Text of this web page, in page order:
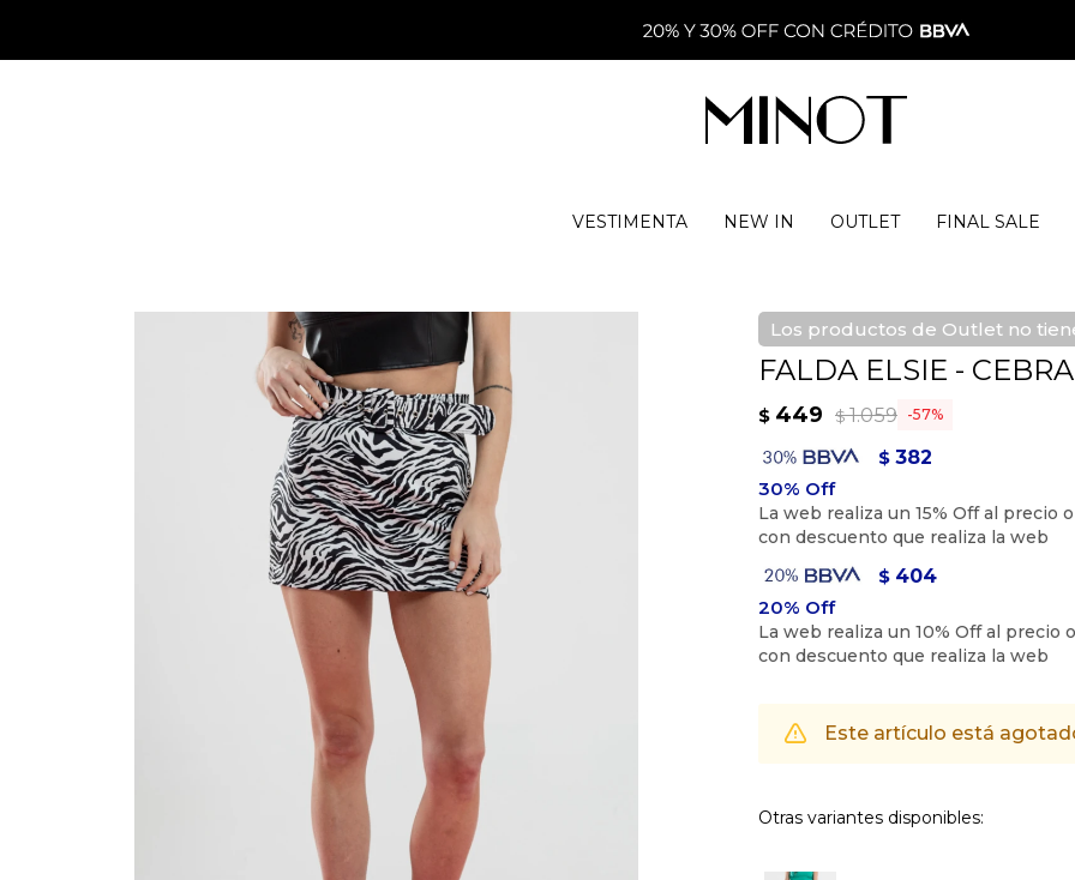
VESTIMENTA NEW IN OUTLET FINAL SALE
Los productos de Outlet no
FALDA ELSIE -
$ 449 $1.059 57
$ 382
$ 404
Este artículo está
Otras variantes disponibles: